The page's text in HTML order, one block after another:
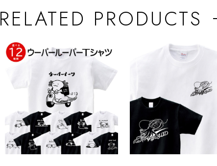
RELATED PRODUCTS